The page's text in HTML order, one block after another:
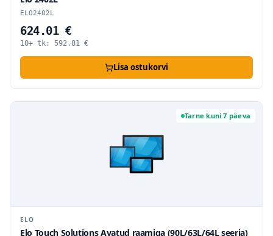
ELO2402L
624.01 €
10+ tk: 592.81 €
Lisa ostukorvi
Tarne kuni 7 päeva
ELO
Elo Touch Solutions Avatud raamiga (90L/63L/64L seeria)